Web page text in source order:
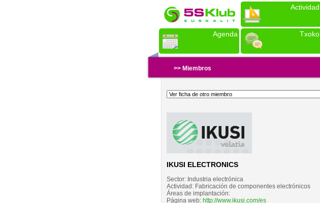
Actividad
Agenda Txoko
>> Miembros
IKUSI ELECTRONICS
Sector: Industria electrónica
Actividad: Fabricación de componentes electrónicos
Áreas de implantación:
Página web: http://www.ikusi.com/es